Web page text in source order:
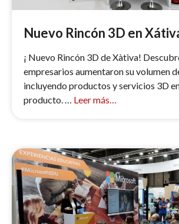
Nuevo Rincón 3D en
¡ Nuevo Rincón 3D de Xàtiva!
empresarios aumentaron su volumen
incluyendo productos y servicios 3D
producto. … Leer más…